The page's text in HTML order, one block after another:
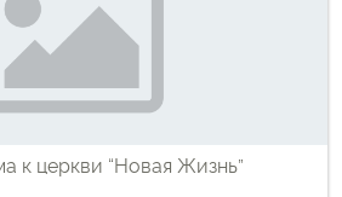
к церкви “Новая Жизнь”